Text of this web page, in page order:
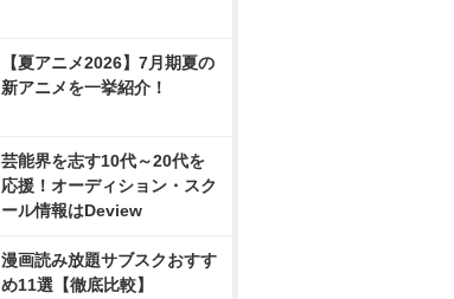
【夏アニメ2026】7月期夏の
新アニメを一挙紹介！
芸能界を志す10代～20代を
応援！オーディション・スク
ール情報はDeview
漫画読み放題サブスクおすす
め11選【徹底比較】